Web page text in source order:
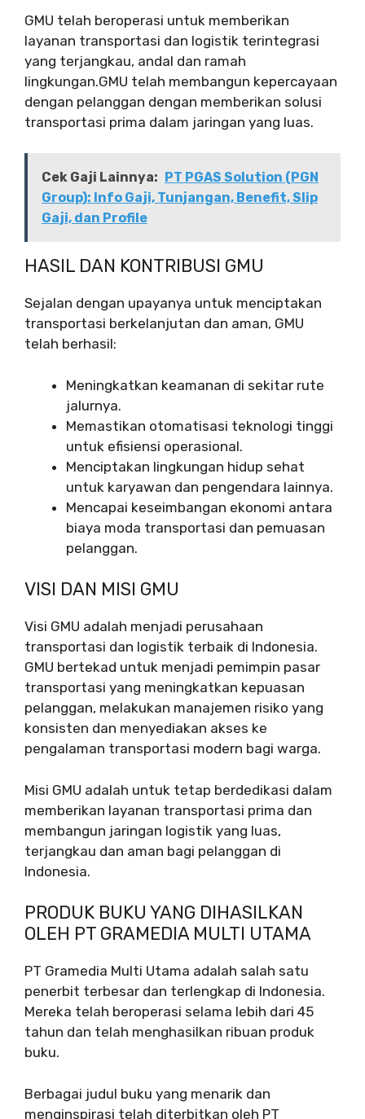
GMU telah beroperasi untuk memberikan
layanan transportasi dan logistik terintegrasi
yang terjangkau, andal dan ramah
lingkungan.GMU telah membangun kepercayaan
dengan pelanggan dengan memberikan solusi
transportasi prima dalam jaringan yang luas.
Cek Gaji Lainnya:
PT PGAS Solution (PGN
Group): Info Gaji, Tunjangan, Benefit, Slip
Gaji, dan Profile
HASIL DAN KONTRIBUSI GMU
Sejalan dengan upayanya untuk menciptakan
transportasi berkelanjutan dan aman, GMU
telah berhasil:
Meningkatkan keamanan di sekitar rute
jalurnya.
Memastikan otomatisasi teknologi tinggi
untuk efisiensi operasional.
Menciptakan lingkungan hidup sehat
untuk karyawan dan pengendara lainnya.
Mencapai keseimbangan ekonomi antara
biaya moda transportasi dan pemuasan
pelanggan.
VISI DAN MISI GMU
Visi GMU adalah menjadi perusahaan
transportasi dan logistik terbaik di Indonesia.
GMU bertekad untuk menjadi pemimpin pasar
transportasi yang meningkatkan kepuasan
pelanggan, melakukan manajemen risiko yang
konsisten dan menyediakan akses ke
pengalaman transportasi modern bagi warga.
Misi GMU adalah untuk tetap berdedikasi dalam
memberikan layanan transportasi prima dan
membangun jaringan logistik yang luas,
terjangkau dan aman bagi pelanggan di
Indonesia.
PRODUK BUKU YANG DIHASILKAN
OLEH PT GRAMEDIA MULTI UTAMA
PT Gramedia Multi Utama adalah salah satu
penerbit terbesar dan terlengkap di Indonesia.
Mereka telah beroperasi selama lebih dari 45
tahun dan telah menghasilkan ribuan produk
buku.
Berbagai judul buku yang menarik dan
menginspirasi telah diterbitkan oleh PT